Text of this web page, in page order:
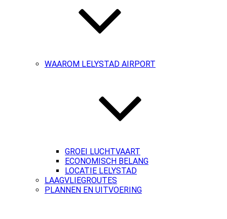
WAAROM LELYSTAD AIRPORT
GROEI LUCHTVAART
ECONOMISCH BELANG
LOCATIE LELYSTAD
LAAGVLIEGROUTES
PLANNEN EN UITVOERING